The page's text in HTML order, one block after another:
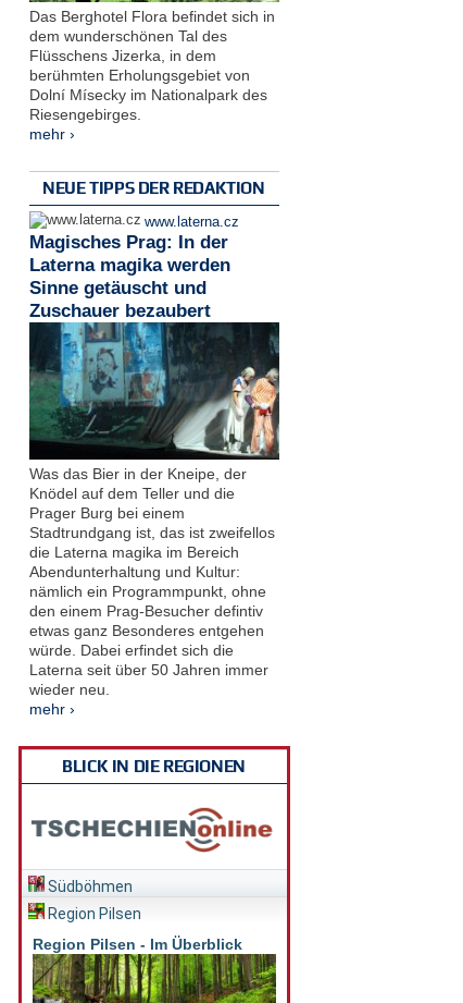
Das Berghotel Flora befindet sich in
dem wunderschönen Tal des
Flüsschens Jizerka, in dem
berühmten Erholungsgebiet von
Dolní Mísecky im Nationalpark des
Riesengebirges.
mehr ›
NEUE TIPPS DER REDAKTION
www.laterna.cz
Magisches Prag: In der
Laterna magika werden
Sinne getäuscht und
Zuschauer bezaubert
Was das Bier in der Kneipe, der
Knödel auf dem Teller und die
Prager Burg bei einem
Stadtrundgang ist, das ist zweifellos
die Laterna magika im Bereich
Abendunterhaltung und Kultur:
nämlich ein Programmpunkt, ohne
den einem Prag-Besucher defintiv
etwas ganz Besonderes entgehen
würde. Dabei erfindet sich die
Laterna seit über 50 Jahren immer
wieder neu.
mehr ›
BLICK IN DIE REGIONEN
Südböhmen
Region Pilsen
Region Pilsen - Im Überblick